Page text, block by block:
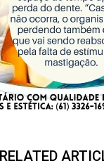
RELATED